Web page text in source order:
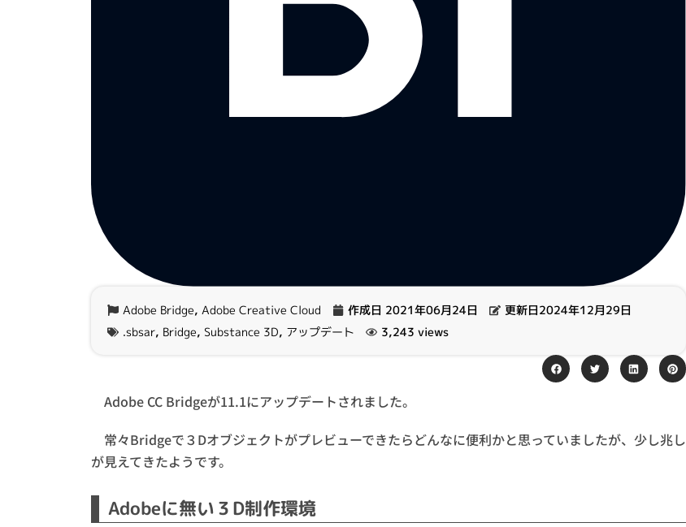
Adobe Bridge, Adobe Creative Cloud 作成日 2021年06月24日
更新日2024年12月29日
.sbsar, Bridge, Substance 3D, アップデート 3,243 views
Adobe CC Bridgeが11.1にアップデートされました。
常々Bridgeで３Dオブジェクトがプレビューできたらどんなに便利かと思っていましたが、少し兆し
が見えてきたようです。
Adobeに無い３D制作環境